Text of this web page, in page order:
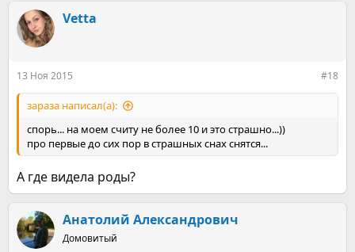
к
ц
и
Vetta
13 Ноя 2015 #18
зараза написал(а):
спорь... на моем считу не более 10 и это страшно...))
про первые до сих пор в страшных снах снятся...
А где видела роды?
Анатолий Александрович
Домовитый